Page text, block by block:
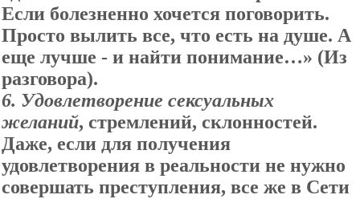
Если болезненно хочется поговорить.
Просто вылить все, что есть на душе. А
еще лучше - и найти понимание…» (Из
разговора).
6. Удовлетворение сексуальных
желаний, стремлений, склонностей.
Даже, если для получения
удовлетворения в реальности не нужно
совершать преступления, все же в Сети